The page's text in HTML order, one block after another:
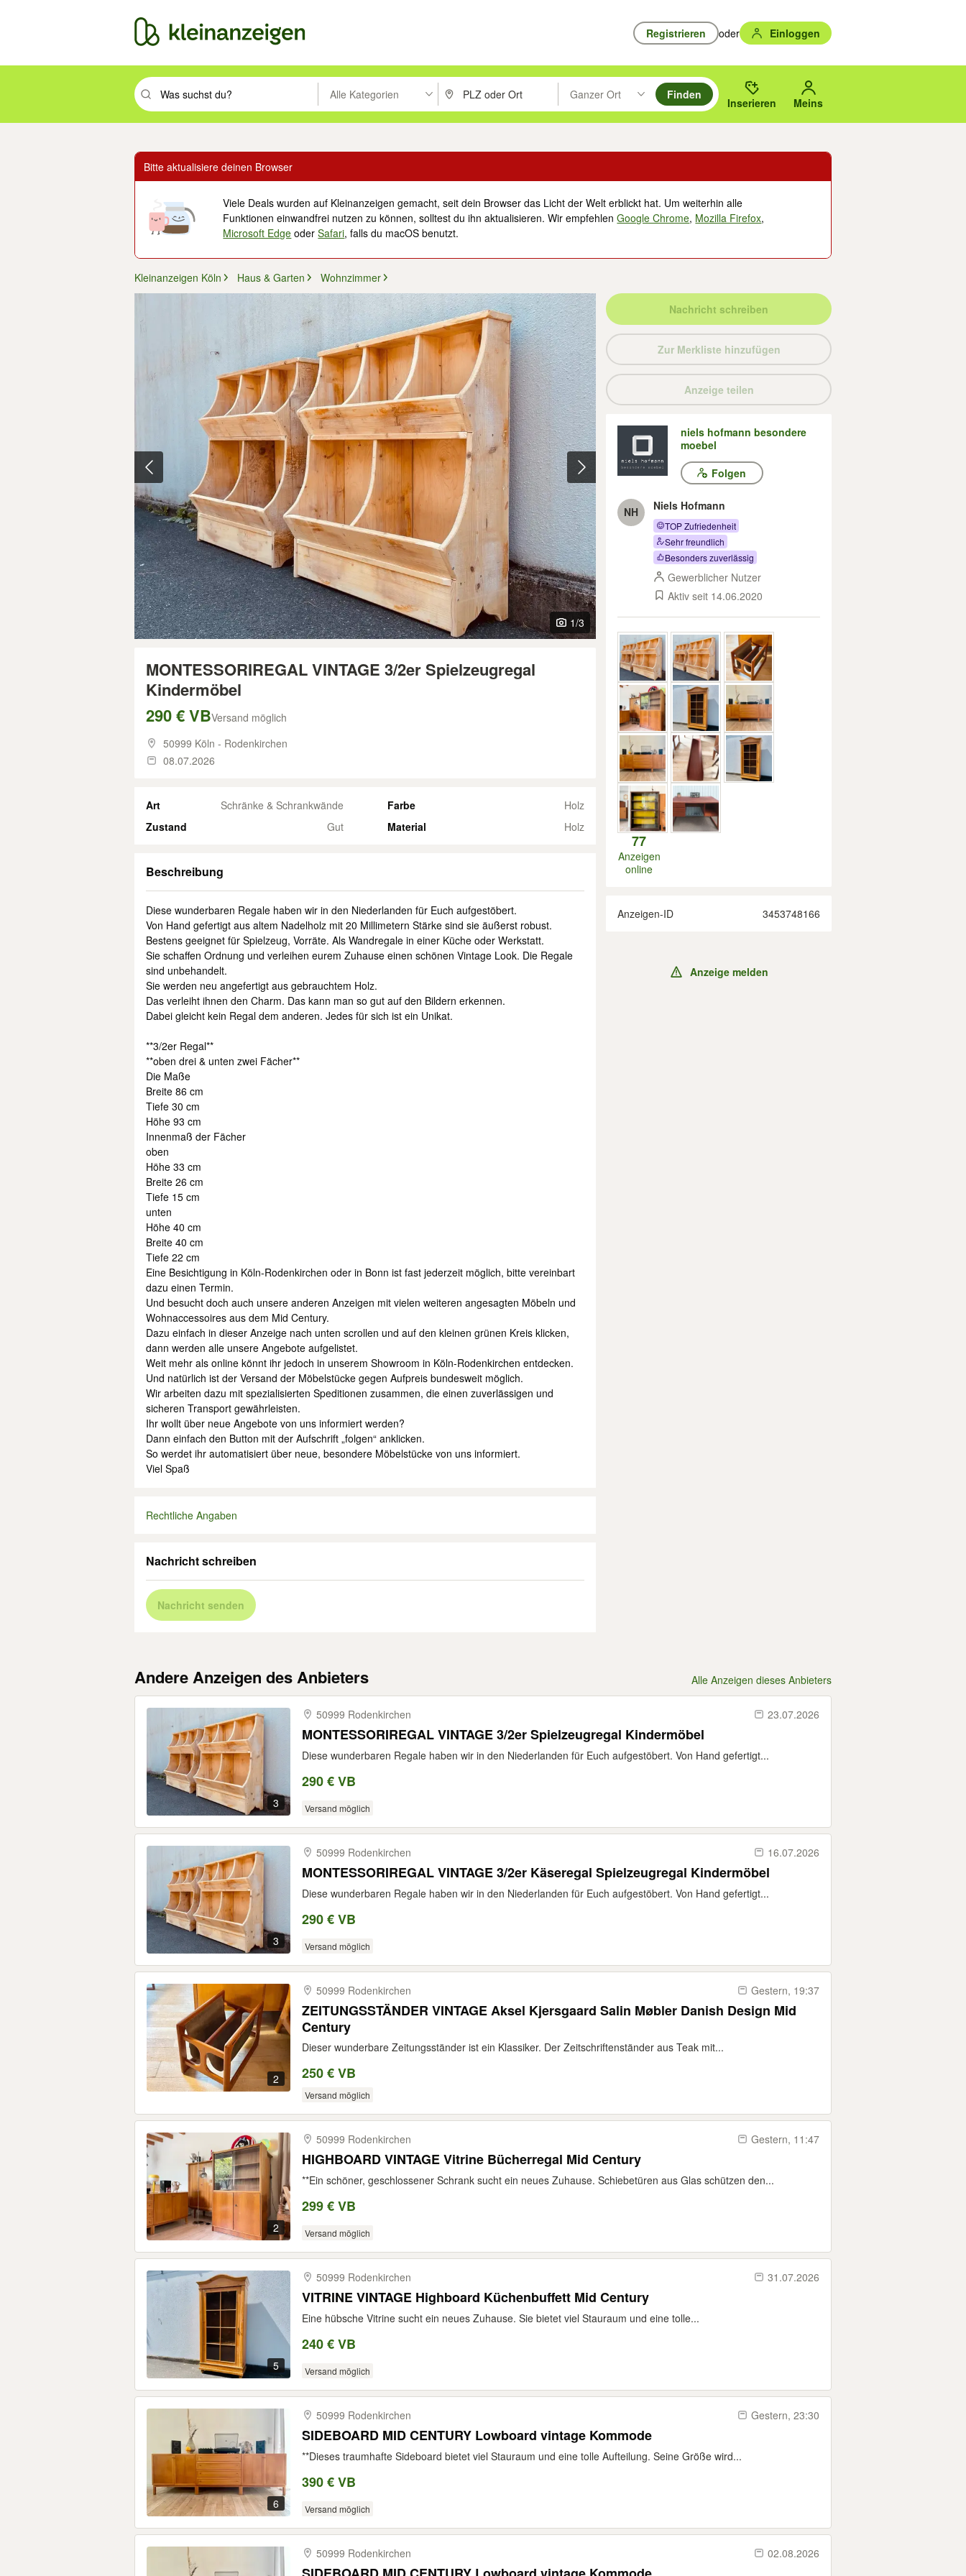
Registrieren oder Einloggen
Suchbegriff eingeben. Eingabetaste drücken um zu suchen, oder Vorschläge mit den Pfeiltasten nach oben/unten durchsuchen und mit Eingabetaste auswählen.
Alle Kategorien PLZ oder Ort eingeben. Eingabetaste drücken um zu suchen, oder Vorschläge mit den Pfeiltasten nach oben/
Ganzer Ort
Suche im Umkreis des gewählten Orts oder PLZ.
Finden
Inserieren Meins
Bitte aktualisiere deinen Browser
Viele Deals wurden auf Kleinanzeigen gemacht, seit dein Browser das Licht der Welt erblickt hat. Um weiterhin alle
Funktionen einwandfrei nutzen zu können, solltest du ihn aktualisieren. Wir empfehlenGoogle Chrome, Mozilla Firefox,
Microsoft Edge oderSafari, falls du macOS benutzt.
Kleinanzeigen Köln Haus & Garten Wohnzimmer
1/3
MONTESSORIREGAL VINTAGE 3/2er Spielzeugregal
Kindermöbel
290 € VBVersand möglich
50999 Köln - Rodenkirchen
08.07.2026
Art Schränke & Schrankwände Farbe
Holz
Zustand
Gut Material Holz
Beschreibung
Diese wunderbaren Regale haben wir in den Niederlanden für Euch aufgestöbert.
Von Hand gefertigt aus altem Nadelholz mit 20 Millimetern Stärke sind sie äußerst robust.
Bestens geeignet für Spielzeug, Vorräte. Als Wandregale in einer Küche oder Werkstatt.
Sie schaffen Ordnung und verleihen eurem Zuhause einen schönen Vintage Look. Die Regale
sind unbehandelt.
Sie werden neu angefertigt aus gebrauchtem Holz.
Das verleiht ihnen den Charm. Das kann man so gut auf den Bildern erkennen.
Dabei gleicht kein Regal dem anderen. Jedes für sich ist ein Unikat.
**3/2er Regal**
**oben drei & unten zwei Fächer**
Die Maße
Breite 86 cm
Tiefe 30 cm
Höhe 93 cm
Innenmaß der Fächer
oben
Höhe 33 cm
Breite 26 cm
Tiefe 15 cm
unten
Höhe 40 cm
Breite 40 cm
Tiefe 22 cm
Eine Besichtigung in Köln-Rodenkirchen oder in Bonn ist fast jederzeit möglich, bitte vereinbart
dazu einen Termin.
Und besucht doch auch unsere anderen Anzeigen mit vielen weiteren angesagten Möbeln und
Wohnaccessoires aus dem Mid Century.
Dazu einfach in dieser Anzeige nach unten scrollen und auf den kleinen grünen Kreis klicken,
dann werden alle unsere Angebote aufgelistet.
Weit mehr als online könnt ihr jedoch in unserem Showroom in Köln-Rodenkirchen entdecken.
Und natürlich ist der Versand der Möbelstücke gegen Aufpreis bundesweit möglich.
Wir arbeiten dazu mit spezialisierten Speditionen zusammen, die einen zuverlässigen und
sicheren Transport gewährleisten.
Ihr wollt über neue Angebote von uns informiert werden?
Dann einfach den Button mit der Aufschrift „folgen“ anklicken.
So werdet ihr automatisiert über neue, besondere Möbelstücke von uns informiert.
Viel Spaß
Rechtliche Angaben
Nachricht schreiben
Nachricht senden
Nachricht schreiben
Zur Merkliste hinzufügen
Anzeige teilen
niels hofmann besondere
moebel
Folgen
NH Niels Hofmann
TOP Zufriedenheit
Sehr freundlich
Besonders zuverlässig
Gewerblicher Nutzer
Aktiv seit 14.06.2020
77
Anzeigen
online
Anzeigen-ID 3453748166
Anzeige melden
Andere Anzeigen des Anbieters Alle Anzeigen dieses Anbieters
3
50999 Rodenkirchen 23.07.2026
MONTESSORIREGAL VINTAGE 3/2er Spielzeugregal Kindermöbel
Diese wunderbaren Regale haben wir in den Niederlanden für Euch aufgestöbert. Von Hand gefertigt...
290 € VB
Versand möglich
3
50999 Rodenkirchen 16.07.2026
MONTESSORIREGAL VINTAGE 3/2er Käseregal Spielzeugregal Kindermöbel
Diese wunderbaren Regale haben wir in den Niederlanden für Euch aufgestöbert. Von Hand gefertigt...
290 € VB
Versand möglich
2
50999 Rodenkirchen Gestern, 19:37
ZEITUNGSSTÄNDER VINTAGE Aksel Kjersgaard Salin Møbler Danish Design Mid
Century
Dieser wunderbare Zeitungsständer ist ein Klassiker. Der Zeitschriftenständer aus Teak mit...
250 € VB
Versand möglich
2
50999 Rodenkirchen Gestern, 11:47
HIGHBOARD VINTAGE Vitrine Bücherregal Mid Century
**Ein schöner, geschlossener Schrank sucht ein neues Zuhause. Schiebetüren aus Glas schützen den...
299 € VB
Versand möglich
5
50999 Rodenkirchen 31.07.2026
VITRINE VINTAGE Highboard Küchenbuffett Mid Century
Eine hübsche Vitrine sucht ein neues Zuhause. Sie bietet viel Stauraum und eine tolle...
240 € VB
Versand möglich
6
50999 Rodenkirchen Gestern, 23:30
SIDEBOARD MID CENTURY Lowboard vintage Kommode
**Dieses traumhafte Sideboard bietet viel Stauraum und eine tolle Aufteilung. Seine Größe wird...
390 € VB
Versand möglich
50999 Rodenkirchen 02.08.2026